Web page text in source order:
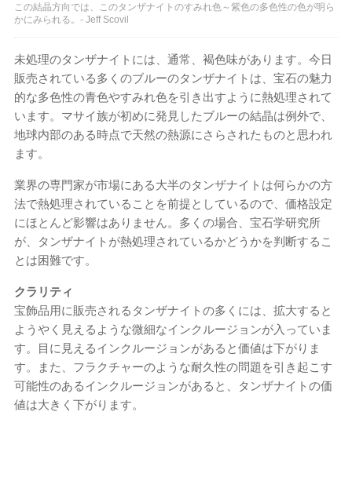
この結晶方向では、このタンザナイトのすみれ色～紫色の多色性の色が明ら
かにみられる。- Jeff Scovil
未処理のタンザナイトには、通常、褐色味があります。今日
販売されている多くのブルーのタンザナイトは、宝石の魅力
的な多色性の青色やすみれ色を引き出すように熱処理されて
います。マサイ族が初めに発見したブルーの結晶は例外で、
地球内部のある時点で天然の熱源にさらされたものと思われ
ます。
業界の専門家が市場にある大半のタンザナイトは何らかの方
法で熱処理されていることを前提としているので、価格設定
にほとんど影響はありません。多くの場合、宝石学研究所
が、タンザナイトが熱処理されているかどうかを判断するこ
とは困難です。
クラリティ
宝飾品用に販売されるタンザナイトの多くには、拡大すると
ようやく見えるような微細なインクルージョンが入っていま
す。目に見えるインクルージョンがあると価値は下がりま
す。また、フラクチャーのような耐久性の問題を引き起こす
可能性のあるインクルージョンがあると、タンザナイトの価
値は大きく下がります。